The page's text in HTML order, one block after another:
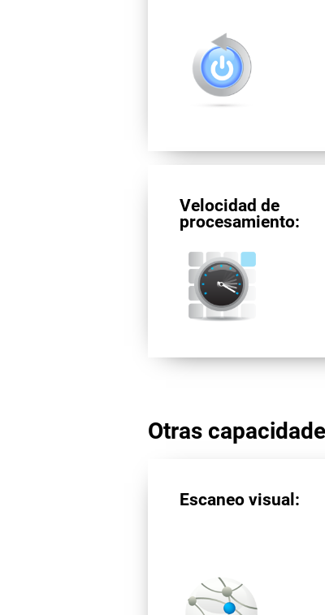
Velocidad de
procesamiento:
Otras
Escaneo visual: